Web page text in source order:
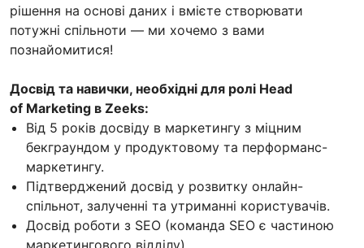
рішення на основі даних і вмієте створювати
потужні спільноти — ми хочемо з вами
познайомитися!
Досвід та навички, необхідні для ролі Head
of Marketing в Zeeks:
Від 5 років досвіду в маркетингу з міцним
бекграундом у продуктовому та перформанс-
маркетингу.
Підтверджений досвід у розвитку онлайн-
спільнот, залученні та утриманні користувачів.
Досвід роботи з SEO (команда SEO є частиною
маркетингового відділу).